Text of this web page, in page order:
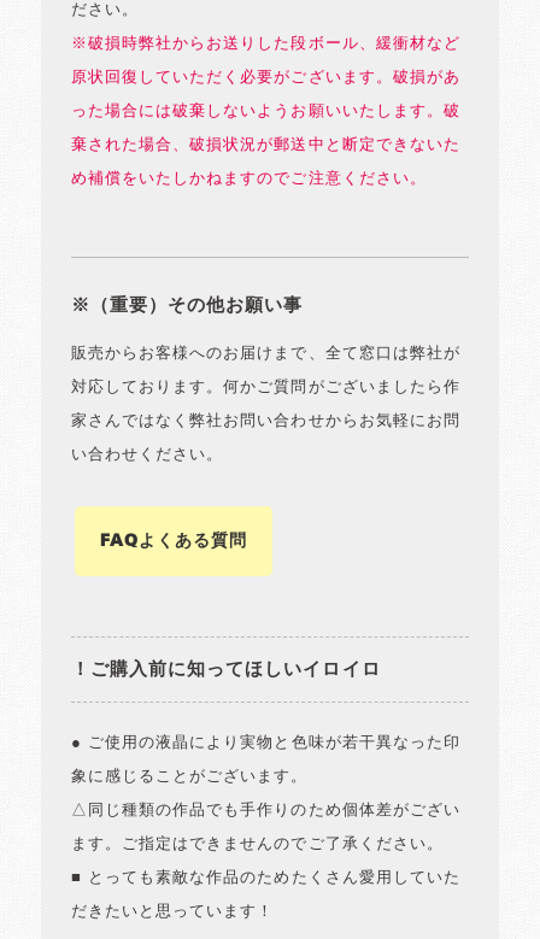
ださい。
※破損時弊社からお送りした段ボール、緩衝材など
原状回復していただく必要がございます。破損があ
った場合には破棄しないようお願いいたします。破
棄された場合、破損状況が郵送中と断定できないた
め補償をいたしかねますのでご注意ください。
※（重要）その他お願い事
販売からお客様へのお届けまで、全て窓口は弊社が
対応しております。何かご質問がございましたら作
家さんではなく弊社お問い合わせからお気軽にお問
い合わせください。
FAQよくある質問
！ご購入前に知ってほしいイロイロ
● ご使用の液晶により実物と色味が若干異なった印
象に感じることがございます。
△同じ種類の作品でも手作りのため個体差がござい
ます。ご指定はできませんのでご了承ください。
■ とっても素敵な作品のためたくさん愛用していた
だきたいと思っています！